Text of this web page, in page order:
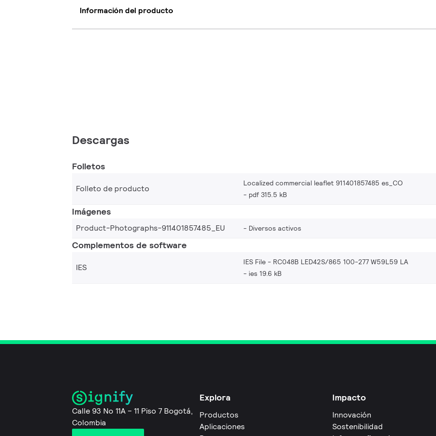
Información del producto
Descargas
Folletos
Folleto de producto
Localized commercial leaflet 911401857485 es_CO
pdf 315.5 kB
Imágenes
Product-Photographs-911401857485_EU Diversos activos
Complementos de software
IES
IES File - RC048B LED42S/865 100-277 W59L59 LA
ies 19.6 kB
Calle 93 No 11A – 11 Piso 7 Bogotá,
Colombia
Explora
Productos
Aplicaciones
Impacto
Innovación
Sostenibilidad